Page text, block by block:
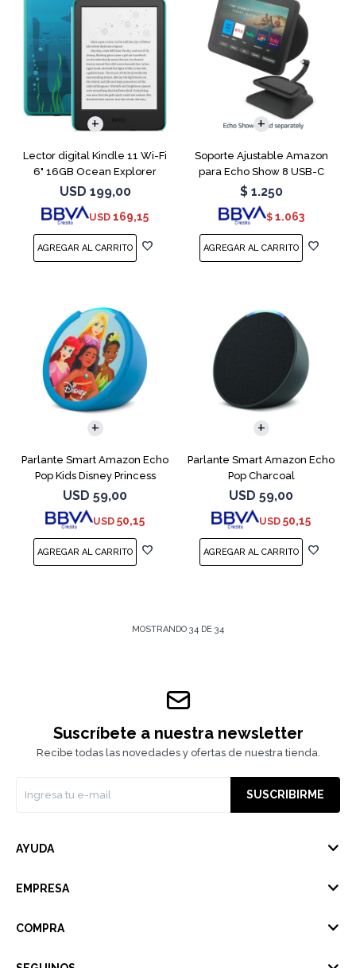
Lector digital Kindle 11 Wi-Fi
6" 16GB Ocean Explorer
USD 199,00
USD 169,15
Soporte Ajustable Amazon
para Echo Show 8 USB-C
Charcoal
$ 1.250
$ 1.063
Parlante Smart Amazon Echo
Pop Kids Disney Princess
USD 59,00
USD 50,15
Parlante Smart Amazon Echo
Pop Charcoal
USD 59,00
USD 50,15
MOSTRANDO 34 DE 34
Suscríbete a nuestra newsletter
Recibe todas las novedades y ofertas de nuestra tienda.
SUSCRIBIRME
AYUDA
EMPRESA
COMPRA